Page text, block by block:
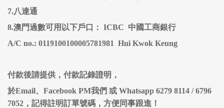
7.八達通
8.澳門過數可用以下戶口： ICBC 中國工商銀行
A/C no.: 0119100100005781981 Hui Kwok Keung
付款後請提供，付款記錄證明，
於Email、Facebook PM我們 或 Whatsapp 6279 8114 / 6796
7052，記得註明訂單號碼，方便同事跟進！